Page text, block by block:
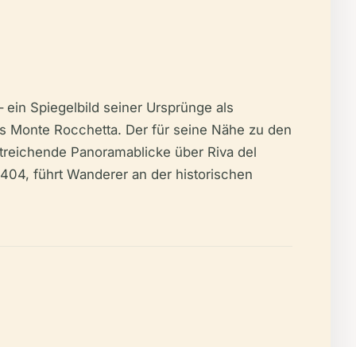
Spiegelbild seiner Ursprünge als
Monte Rocchetta. Der für seine Nähe zu den
Panoramablicke über Riva del
führt Wanderer an der historischen